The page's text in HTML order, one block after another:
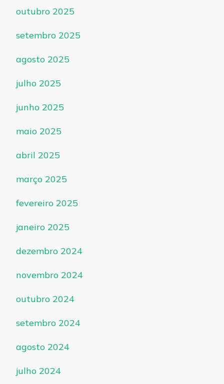
outubro 2025
setembro 2025
agosto 2025
julho 2025
junho 2025
maio 2025
abril 2025
março 2025
fevereiro 2025
janeiro 2025
dezembro 2024
novembro 2024
outubro 2024
setembro 2024
agosto 2024
julho 2024